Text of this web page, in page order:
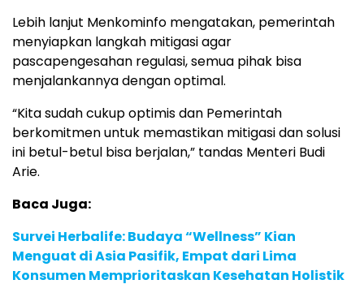
Lebih lanjut Menkominfo mengatakan, pemerintah
menyiapkan langkah mitigasi agar
pascapengesahan regulasi, semua pihak bisa
menjalankannya dengan optimal.
“Kita sudah cukup optimis dan Pemerintah
berkomitmen untuk memastikan mitigasi dan solusi
ini betul-betul bisa berjalan,” tandas Menteri Budi
Arie.
Baca Juga:
Survei Herbalife: Budaya “Wellness” Kian
Menguat di Asia Pasifik, Empat dari Lima
Konsumen Memprioritaskan Kesehatan Holistik